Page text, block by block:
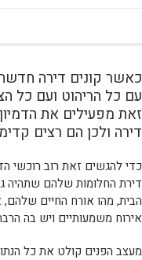
כאשר קונים דירה
עם כל הריהוט ועם כל
זאת מפעילים את
דירה ולכן הם רצים
כדי להגשים זאת רוב רוכשי
דירת החלומות שלהם שתהיה
הבית, מהו אורח החיים
אירוח משמעותיים ויש בה
מעצב הפנים קולט את כל